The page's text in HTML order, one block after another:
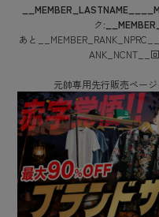
__MEMBER_LASTNAME__
ク:
あと
__MEMBER_RANK_NPRC__
ANK_NCNT__ 回
元帥専用先行販売ペー